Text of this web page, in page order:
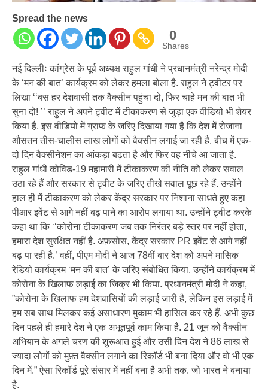
Spread the news
0
Shares
नई दिल्लीः कांग्रेस के पूर्व अध्यक्ष राहुल गांधी ने प्रधानमंत्री नरेन्द्र मोदी
के ‘मन की बात’ कार्यक्रम को लेकर हमला बोला है. राहुल ने ट्वीटर पर
लिखा ‘‘बस हर देशवासी तक वैक्सीन पहुंचा दो, फिर चाहे मन की बात भी
सुना दो! ’’ राहुल ने अपने ट्वीट में टीकाकरण से जुड़ा एक वीडियो भी शेयर
किया है. इस वीडियो में ग्राफ के जरिए दिखाया गया है कि देश में रोजाना
औसतन तीस-चालीस लाख लोगों को वैक्सीन लगाई जा रही है. बीच में एक-
दो दिन वैक्सीनेशन का आंकड़ा बढ़ता है और फिर वह नीचे आ जाता है.
राहुल गांधी कोविड-19 महामारी में टीकाकरण की नीति को लेकर सवाल
उठा रहे हैं और सरकार से ट्वीट के जरिए तीखे सवाल पूछ रहे हैं. उन्होंने
हाल ही में टीकाकरण को लेकर केंद्र सरकार पर निशाना साधते हुए कहा
पीआर इवेंट से आगे नहीं बढ़ पाने का आरोप लगाया था. उन्होंने ट्वीट करके
कहा था कि ‘‘कोरोना टीकाकरण जब तक निरंतर बड़े स्तर पर नहीं होता,
हमारा देश सुरक्षित नहीं है. अफ़सोस, केंद्र सरकार PR इवेंट से आगे नहीं
बढ़ पा रही है.’ वहीं, पीएम मोदी ने आज 78वीं बार देश को अपने मासिक
रेडियो कार्यक्रम ‘मन की बात’ के जरिए संबोधित किया. उन्होंने कार्यक्रम में
कोरोना के खिलाफ लड़ाई का जिक्र भी किया. प्रधानमंत्री मोदी ने कहा,
”कोरोना के खिलाफ हम देशवासियों की लड़ाई जारी है, लेकिन इस लड़ाई में
हम सब साथ मिलकर कई असाधारण मुकाम भी हासिल कर रहे हैं. अभी कुछ
दिन पहले ही हमारे देश ने एक अभूतपूर्व काम किया है. 21 जून को वैक्सीन
अभियान के अगले चरण की शुरूआत हुई और उसी दिन देश ने 86 लाख से
ज्यादा लोगों को मुफ़्त वैक्सीन लगाने का रिकॉर्ड भी बना दिया और वो भी एक
दिन में.” ऐसा रिकॉर्ड पूरे संसार में नहीं बना है अभी तक. जो भारत ने बनाया
है.